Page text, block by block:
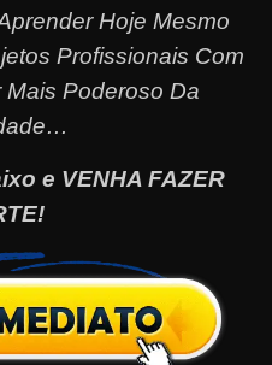
Hoje Mesmo
Profissionais Com
Poderoso Da
e VENHA FAZER